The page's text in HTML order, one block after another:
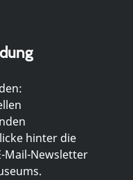
hinter die
Mail-Newsletter